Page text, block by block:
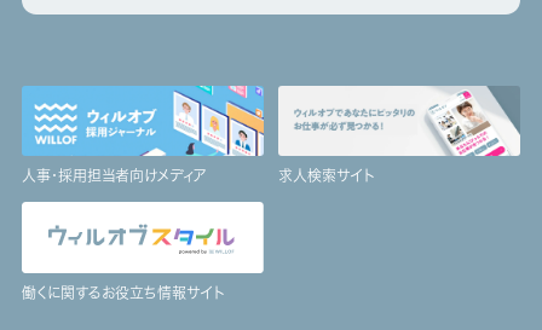
人事・採用担当者向けメディア 求人検索サイト
働くに関するお役立ち情報サイト